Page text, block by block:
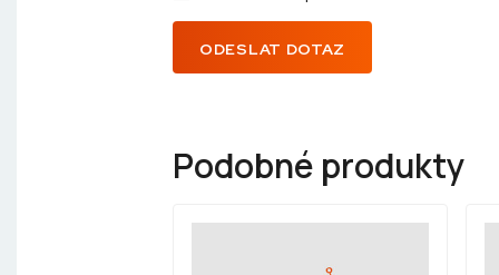
ODESLAT DOTAZ
Podobné produkty